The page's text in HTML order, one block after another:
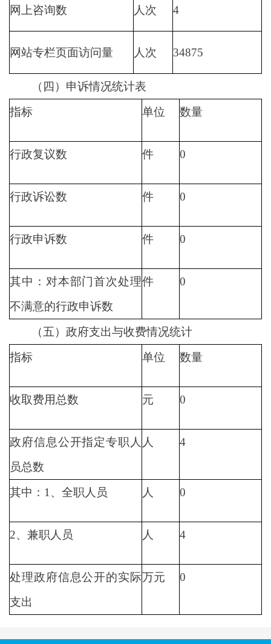
网上咨询数 人次 4
网站专栏页面访问量 人次 34875
（四）申诉情况统计表
指标
单位 数量
行政复议数 件 0
行政诉讼数 件 0
行政申诉数 件 0
其中：对本部门首次处理
不满意的行政申诉数
件 0
（五）政府支出与收费情况统计
指标
单位 数量
收取费用总数 元 0
政府信息公开指定专职人
员总数
人 4
其中：1、全职人员 人 0
2、兼职人员 人 4
处理政府信息公开的实际
支出
万元 0